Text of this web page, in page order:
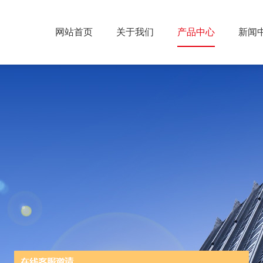
网站首页 关于我们 产品中心 新闻